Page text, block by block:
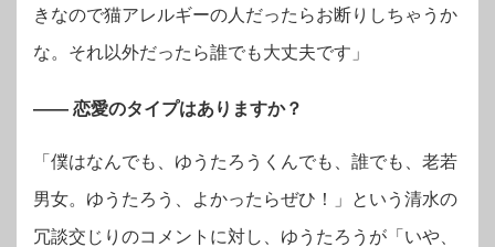
きなので猫アレルギーの人だったらお断りしちゃうか
な。それ以外だったら誰でも大丈夫です」
―― 恋愛のタイプはありますか？
「僕はなんでも、ゆうたろうくんでも、誰でも、老若
男女。ゆうたろう、よかったらぜひ！」
という清水の
冗談交じりのコメントに対し、 ゆうたろうが「いや、